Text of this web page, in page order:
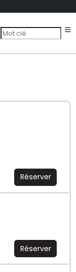
Réserver
Réserver